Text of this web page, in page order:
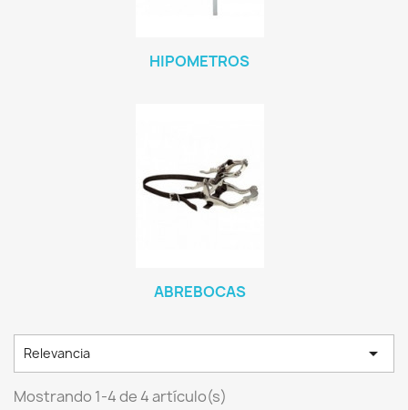
HIPOMETROS
ABREBOCAS
Relevancia 
Mostrando 1-4 de 4 artículo(s)